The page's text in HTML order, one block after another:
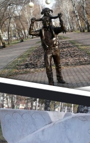
Стерлитамак
Стерлитамак